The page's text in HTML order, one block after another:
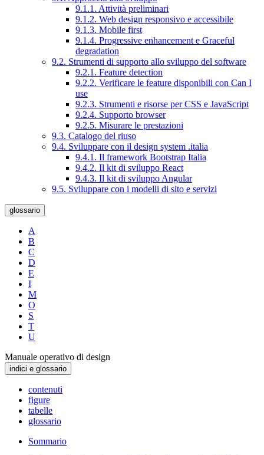
9.1.1. Attività preliminari
9.1.2. Web design responsivo e accessibile
9.1.3. Mobile first
9.1.4. Progressive enhancement e Graceful
degradation
9.2. Strumenti di supporto allo sviluppo del software
9.2.1. Feature detection
9.2.2. Verificare le feature disponibili con Can I
use
9.2.3. Strumenti e risorse per CSS e JavaScript
9.2.4. Supporto browser
9.2.5. Misurare le prestazioni
9.3. Catalogo del riuso
9.4. Sviluppare con il design system .italia
9.4.1. Il framework Bootstrap Italia
9.4.2. Il kit di sviluppo React
9.4.3. Il kit di sviluppo Angular
9.5. Sviluppare con i modelli di sito e servizi
glossario
A
B
C
D
E
I
M
O
S
T
U
Manuale operativo di design
indici e glossario
contenuti
figure
tabelle
glossario
Sommario